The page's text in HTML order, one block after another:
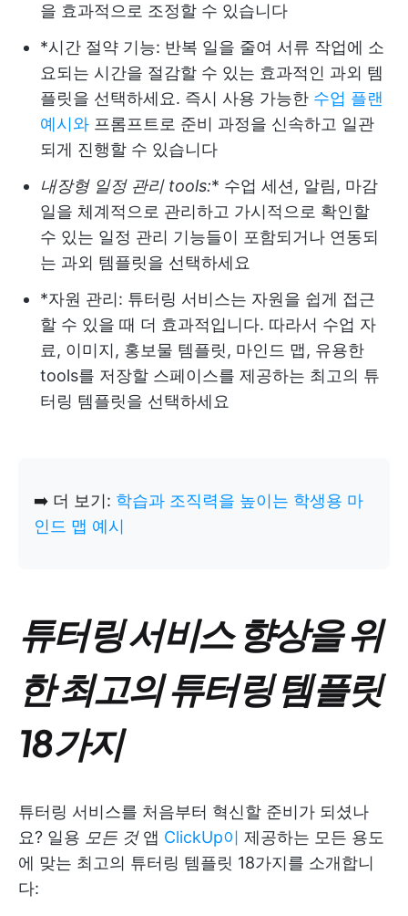
을 효과적으로 조정할 수 있습니다
*시간 절약 기능: 반복 일을 줄여 서류 작업에 소
요되는 시간을 절감할 수 있는 효과적인 과외 템
플릿을 선택하세요. 즉시 사용 가능한 수업 플랜
예시와 프롬프트로 준비 과정을 신속하고 일관
되게 진행할 수 있습니다
내장형 일정 관리 tools:* 수업 세션, 알림, 마감
일을 체계적으로 관리하고 가시적으로 확인할
수 있는 일정 관리 기능들이 포함되거나 연동되
는 과외 템플릿을 선택하세요
*자원 관리: 튜터링 서비스는 자원을 쉽게 접근
할 수 있을 때 더 효과적입니다. 따라서 수업 자
료, 이미지, 홍보물 템플릿, 마인드 맵, 유용한
tools를 저장할 스페이스를 제공하는 최고의 튜
터링 템플릿을 선택하세요
➡️ 더 보기: 학습과 조직력을 높이는 학생용 마
인드 맵 예시
튜터링 서비스 향상을 위
한 최고의 튜터링 템플릿
18가지
튜터링 서비스를 처음부터 혁신할 준비가 되셨나
요? 일용 모든 것앱 ClickUp이 제공하는 모든 용도
에 맞는 최고의 튜터링 템플릿 18가지를 소개합니
다: